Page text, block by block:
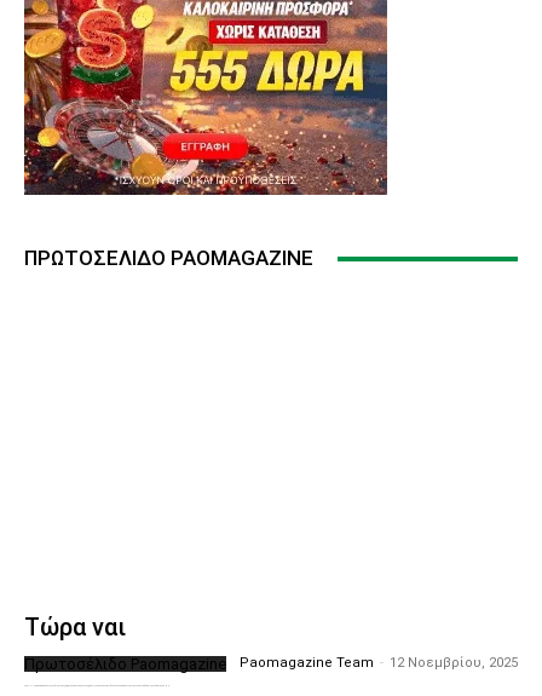
ΠΡΩΤΟΣΈΛΙΔΟ PAOMAGAZINE
Τώρα ναι
Πρωτοσέλιδο Paomagazine Paomagazine Team - 12 Νοεμβρίου, 2025